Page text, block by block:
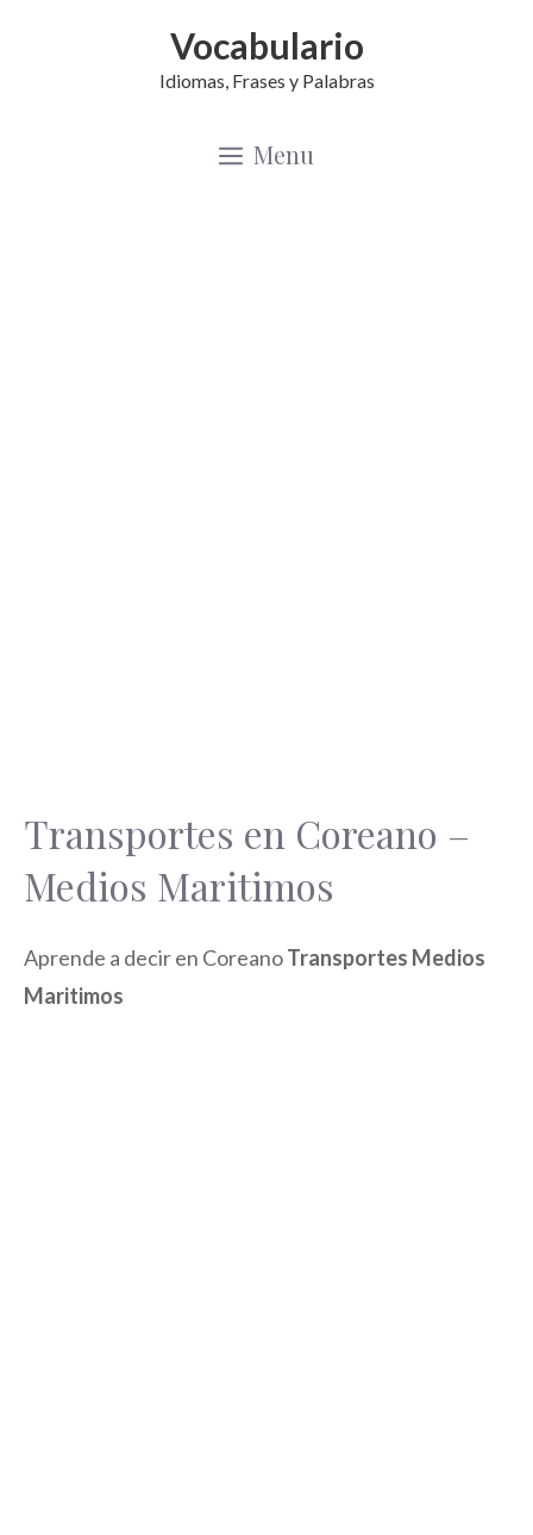
Vocabulario
Idiomas, Frases y Palabras
Menu
Transportes en Coreano –
Medios Maritimos
Aprende a decir en CoreanoTransportes Medios
Maritimos